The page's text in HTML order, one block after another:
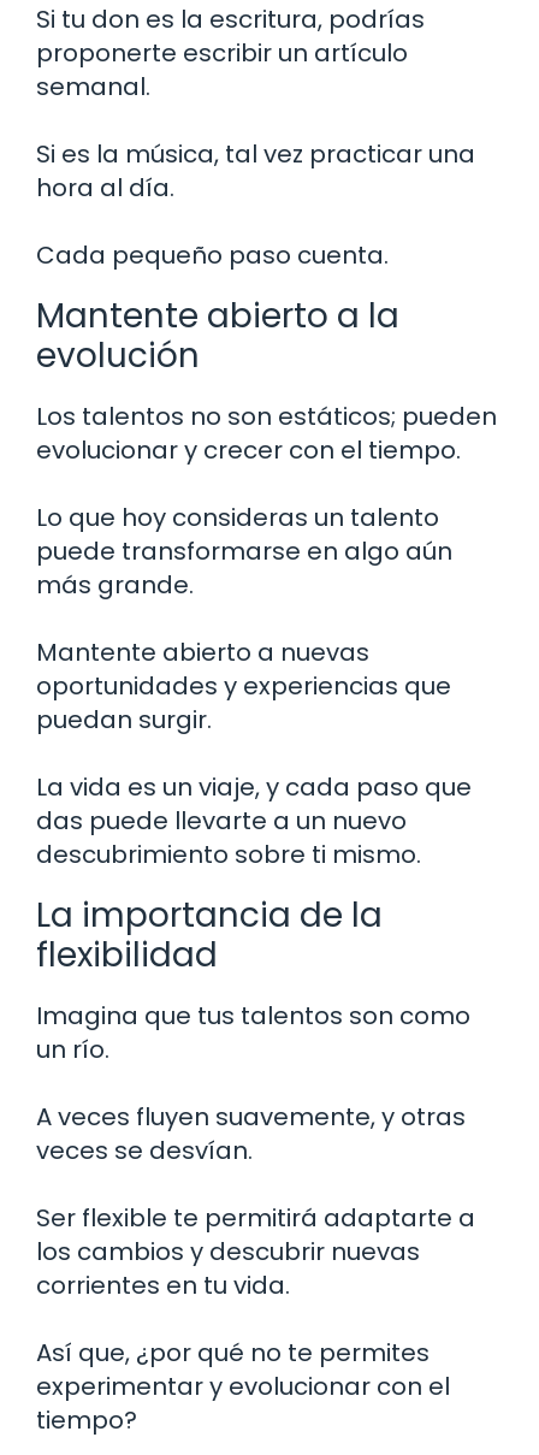
Si tu don es la escritura, podrías
proponerte escribir un artículo
semanal.
Si es la música, tal vez practicar una
hora al día.
Cada pequeño paso cuenta.
Mantente abierto a la
evolución
Los talentos no son estáticos; pueden
evolucionar y crecer con el tiempo.
Lo que hoy consideras un talento
puede transformarse en algo aún
más grande.
Mantente abierto a nuevas
oportunidades y experiencias que
puedan surgir.
La vida es un viaje, y cada paso que
das puede llevarte a un nuevo
descubrimiento sobre ti mismo.
La importancia de la
flexibilidad
Imagina que tus talentos son como
un río.
A veces fluyen suavemente, y otras
veces se desvían.
Ser flexible te permitirá adaptarte a
los cambios y descubrir nuevas
corrientes en tu vida.
Así que, ¿por qué no te permites
experimentar y evolucionar con el
tiempo?